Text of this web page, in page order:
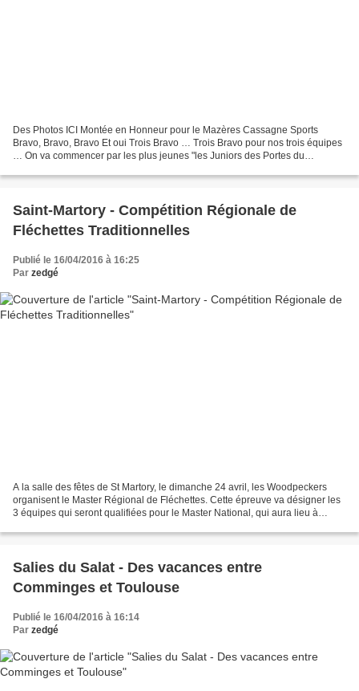
Des Photos ICI Montée en Honneur pour le Mazères Cassagne Sports
Bravo, Bravo, Bravo Et oui Trois Bravo … Trois Bravo pour nos trois équipes
… On va commencer par les plus jeunes "les Juniors des Portes du
Saint-Martory - Compétition Régionale de
Fléchettes Traditionnelles
Publié le 16/04/2016 à 16:25
Par zedgé
A la salle des fêtes de St Martory, le dimanche 24 avril, les Woodpeckers
organisent le Master Régional de Fléchettes. Cette épreuve va désigner les
3 équipes qui seront qualifiées pour le Master National, qui aura lieu à
Salies du Salat - Des vacances entre
Comminges et Toulouse
Publié le 16/04/2016 à 16:14
Par zedgé